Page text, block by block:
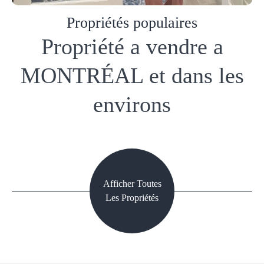
Propriétés populaires
Propriété a vendre a
MONTRÉAL et dans les
environs
Afficher Toutes
Les Propriétés